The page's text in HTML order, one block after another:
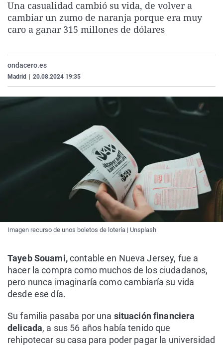
La rosa de los vientos
Gente viajera
Caso
Retornados
Extremadura
Galicia
Virales
Televisión
Una casualidad cambió su vida, de volver a
cambiar un zumo de naranja porque era muy
caro a ganar 315 millones de dólares
ondacero.es
Madrid 20.08.2024 19:35
Imagen recurso de unos boletos de lotería | Unsplash
Tayeb Souami,contable en Nueva Jersey, fue a
hacer la compra como muchos de los ciudadanos,
pero nunca imaginaría como cambiaría su vida
desde ese día.
Su familia pasaba por una situación financiera
delicada, a sus 56 años había tenido que
rehipotecar su casa para poder pagar la universidad